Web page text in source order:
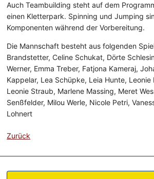
Auch Teambuilding steht auf dem
einen Kletterpark. Spinning und Jumping
Komponenten während der Vorbereitung.
Die Mannschaft besteht aus folgenden
Brandstetter, Celine Schukat, Dörte
Werner, Emma Treber, Fatjona Kameraj,
Kappelar, Lea Schüpke, Leia Hunte, Leonie
Leonie Straub, Marlene Massing, Meret
Senßfelder, Milou Werle, Nicole Petri,
Lohnert
Zurück